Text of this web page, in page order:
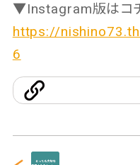
▼Instagram版はコ
https://
6